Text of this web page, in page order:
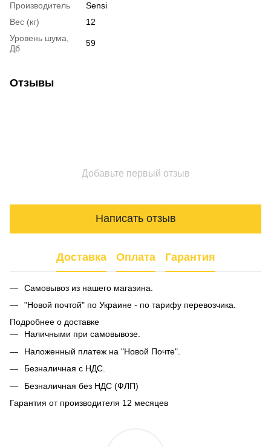
Производитель
Sensi
Вес (кг)
12
Уровень шума,
Дб
59
Отзывы
Добавьте первый отзыв
Написать отзыв
Доставка Оплата Гарантия
Самовывоз из нашего магазина.
"Новой почтой" по Украине - по тарифу перевозчика.
Подробнее о доставке
Наличными при самовывозе.
Наложенный платеж на "Новой Почте".
Безналичная с НДС.
Безналичная без НДС (ФЛП)
Гарантия от производителя 12 месяцев